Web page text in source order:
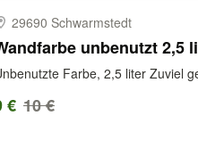
29690 Schwarmstedt
Wandfarbe
Farbe, 2,5 liter Zuviel
€ 10 €